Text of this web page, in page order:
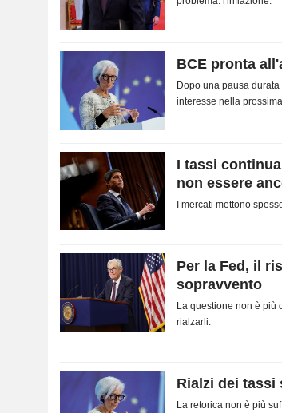
BCE pronta
Dopo una pausa
interesse nella
I tassi
non essere
I mercati mettono
Per la Fed, il
sopravvento
La questione non è più
rialzarli.
Rialzi dei
La retorica non è più